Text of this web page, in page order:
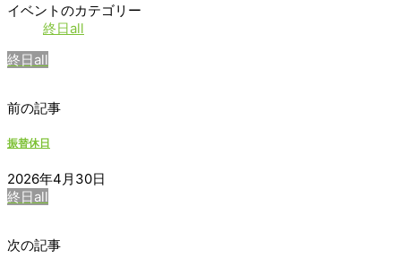
休
イベントのカテゴリー
終日all
終日all
前の記事
振替休日
2026年4月30日
終日all
次の記事